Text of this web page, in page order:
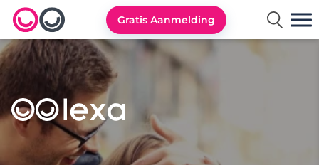
Lexa logo
Gratis Aanmelding